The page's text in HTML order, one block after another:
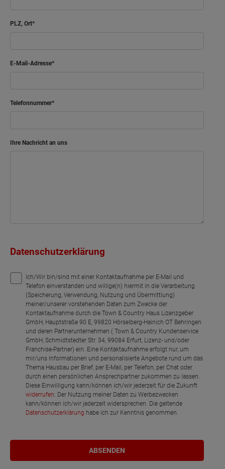
Flur
Netto-Raumfläche
PLZ, Ort
E-Mail-Adresse
Telefonnummer
Ihre Nachricht an uns
Datenschutzerklärung
Ich/Wir bin/sind mit einer Kontaktaufnahme per E-Mail und
Telefon einverstanden und willige(n) hiermit in die Verarbeitung
(Speicherung, Verwendung, Nutzung und Übermittlung)
meiner/unserer vorstehenden Daten zum Zwecke der
Kontaktaufnahme durch die Town & Country Haus Lizenzgeber
GmbH, Hauptstraße 90 E, 99820 Hörselberg-Hainich OT Behringen
und deren Partnerunternehmen ( Town & Country Kundenservice
GmbH, Schmidtstedter Str. 34, 99084 Erfurt, Lizenz- und/oder
Franchise-Partner) ein. Eine Kontaktaufnahme erfolgt nur, um
mir/uns Informationen und personalisierte Angebote rund um das
Thema Hausbau per Brief, per E-Mail, per Telefon, per Chat oder
durch einen persönlichen Ansprechpartner zukommen zu lassen.
Diese Einwilligung kann/können ich/wir jederzeit für die Zukunft
widerrufen. Der Nutzung meiner Daten zu Werbezwecken
kann/können ich/wir jederzeit widersprechen. Die geltende
Datenschutzerklärung habe ich zur Kenntnis genommen.